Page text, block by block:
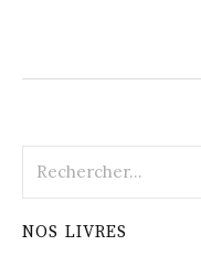
NOS LIVRES